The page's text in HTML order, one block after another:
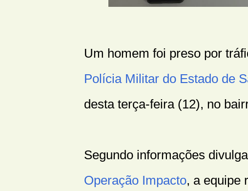
Um homem foi preso por
Polícia Militar do Estado de
desta terça-feira (12), no
Segundo informações
Operação Impacto, a equipe